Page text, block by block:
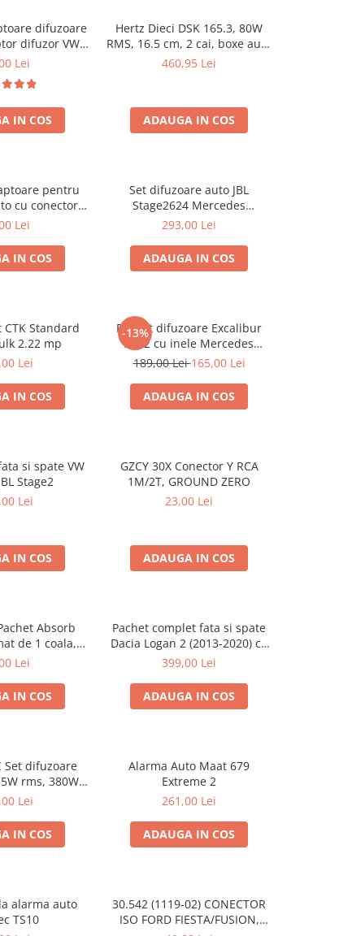
difuzoare
difuzor VW
IV
Lei
IN COS
Hertz Dieci DSK 165.3, 80W
RMS, 16.5 cm, 2 cai, boxe auto
sisteme
460,95 Lei
ADAUGA IN COS
pentru
cu conectori
B6 fata
Lei
IN COS
Set difuzoare auto JBL
Stage2624 Mercedes
Vito/Viano, VW Crafter
293,00 Lei
ADAUGA IN COS
Standard
2.22 mp
Lei
IN COS
-13%
Pachet difuzoare Excalibur
X172 cu inele Mercedes
Vito/Viano W639, VW Crafter
189,00 Lei165,00 Lei
ADAUGA IN COS
si spate VW
Stage2
Lei
IN COS
GZCY 30X Conector Y RCA
1M/2T, GROUND ZERO
23,00 Lei
ADAUGA IN COS
Absorb
de 1 coala,
grosime,
Lei
IN COS
Pachet complet fata si spate
Dacia Logan 2 (2013-2020) cu
boxe Ground Zero Ferrum
399,00 Lei
ADAUGA IN COS
Set difuzoare
Lei
IN COS
Alarma Auto Maat 679
Extreme 2
261,00 Lei
ADAUGA IN COS
alarma auto
TS10
30.542 (1119-02) CONECTOR
ISO FORD FIESTA/FUSION,